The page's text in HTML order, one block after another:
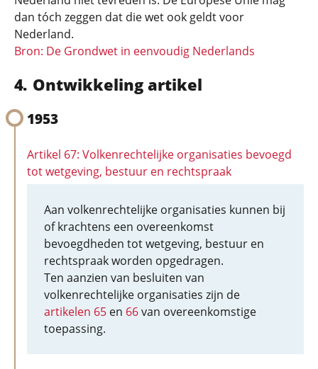
dan tóch zeggen dat die wet ook geldt voor
Nederland.
Bron: De Grondwet in eenvoudig Nederlands
Ontwikkeling artikel
1953
Artikel 67: Volkenrechtelijke organisaties bevoegd
tot wetgeving, bestuur en rechtspraak
Aan volkenrechtelijke organisaties kunnen bij
of krachtens een overeenkomst
bevoegdheden tot wetgeving, bestuur en
rechtspraak worden opgedragen.
Ten aanzien van besluiten van
volkenrechtelijke organisaties zijn de
artikelen 65 en 66van overeenkomstige
toepassing.